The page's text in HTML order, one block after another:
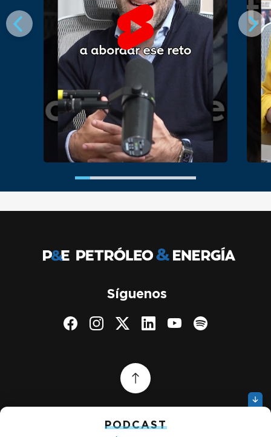
PODCAST
Síguenos